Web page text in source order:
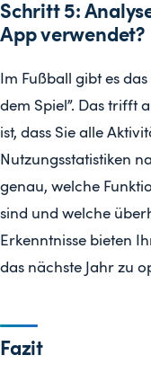
Schritt 5:
App verwendet?
Im Fußball gibt es
dem Spiel”. Das trifft
ist, dass Sie alle
Nutzungsstatistiken
genau, welche
sind und welche
Erkenntnisse bieten
das nächste Jahr zu
Fazit